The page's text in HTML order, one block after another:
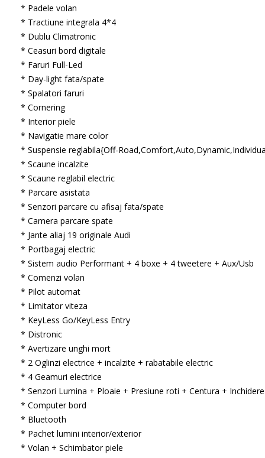
* Padele volan
* Tractiune integrala 4*4
* Dublu Climatronic
* Ceasuri bord digitale
* Faruri Full-Led
* Day-light fata/spate
* Spalatori faruri
* Cornering
* Interior piele
* Navigatie mare color
* Suspensie reglabila{Off-
* Scaune incalzite
* Scaune reglabil electric
* Parcare asistata
* Senzori parcare cu afisaj fata/spate
* Camera parcare spate
* Jante aliaj 19 originale Audi
* Portbagaj electric
* Sistem audio Performant + 4 boxe + 4 tweetere + Aux/Usb
* Comenzi volan
* Pilot automat
* Limitator viteza
* KeyLess Go/KeyLess Entry
* Distronic
* Avertizare unghi mort
* 2 Oglinzi electrice + incalzite + rabatabile electric
* 4 Geamuri electrice
* Senzori Lumina + Ploaie + Presiune roti + Centura + Inchidere
* Computer bord
* Bluetooth
* Pachet lumini interior/exterior
* Volan + Schimbator piele